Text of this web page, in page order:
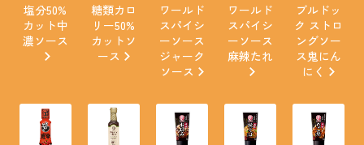
塩分50%
カット中
濃ソース
糖類カロ
リー50%
カットソ
ース
ワールド
スパイシ
ーソース
ジャーク
ソース
ワールド
スパイシ
ーソース
麻辣たれ
ブルドッ
ク ストロ
ングソー
ス鬼にん
にく